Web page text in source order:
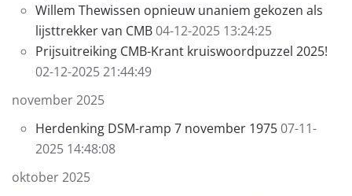
Willem Thewissen opnieuw unaniem gekozen als
lijsttrekker van CMB04-12-2025 13:24:25
Prijsuitreiking CMB-Krant kruiswoordpuzzel 2025!
02-12-2025 21:44:49
november 2025
Herdenking DSM-ramp 7 november 197507-11-
2025 14:48:08
oktober 2025